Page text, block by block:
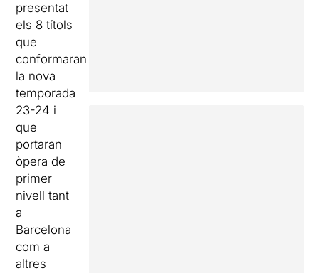
presentat
els 8 títols
que
conformaran
la nova
temporada
23-24 i
que
portaran
òpera de
primer
nivell tant
a
Barcelona
com a
altres